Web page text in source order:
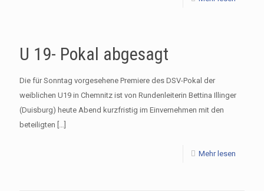
U 19- Pokal abgesagt
Die für Sonntag vorgesehene Premiere des DSV-Pokal der
weiblichen U19 in Chemnitz ist von Rundenleiterin Bettina Illinger
(Duisburg) heute Abend kurzfristig im Einvernehmen mit den
beteiligten […]
Mehr lesen